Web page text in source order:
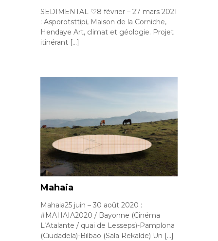
SEDIMENTAL ♡8 février – 27 mars 2021
: Asporotsttipi, Maison de la Corniche,
Hendaye Art, climat et géologie. Projet
itinérant […]
Mahaia
Mahaia25 juin – 30 août 2020 :
#MAHAIA2020 / Bayonne (Cinéma
L’Atalante / quai de Lesseps)-Pamplona
(Ciudadela)-Bilbao (Sala Rekalde) Un […]